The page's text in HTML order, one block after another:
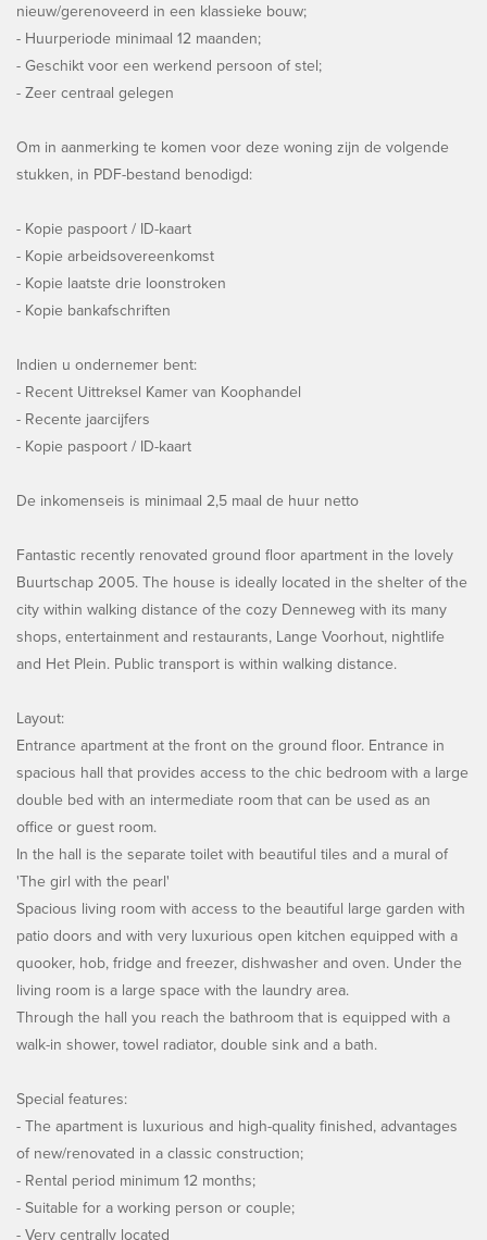
nieuw/gerenoveerd in een klassieke bouw;
- Huurperiode minimaal 12 maanden;
- Geschikt voor een werkend persoon of stel;
- Zeer centraal gelegen
Om in aanmerking te komen voor deze woning zijn de volgende
stukken, in PDF-bestand benodigd:
- Kopie paspoort / ID-kaart
- Kopie arbeidsovereenkomst
- Kopie laatste drie loonstroken
- Kopie bankafschriften
Indien u ondernemer bent:
- Recent Uittreksel Kamer van Koophandel
- Recente jaarcijfers
- Kopie paspoort / ID-kaart
De inkomenseis is minimaal 2,5 maal de huur netto
Fantastic recently renovated ground floor apartment in the lovely
Buurtschap 2005. The house is ideally located in the shelter of the
city within walking distance of the cozy Denneweg with its many
shops, entertainment and restaurants, Lange Voorhout, nightlife
and Het Plein. Public transport is within walking distance.
Layout:
Entrance apartment at the front on the ground floor. Entrance in
spacious hall that provides access to the chic bedroom with a large
double bed with an intermediate room that can be used as an
office or guest room.
In the hall is the separate toilet with beautiful tiles and a mural of
'The girl with the pearl'
Spacious living room with access to the beautiful large garden with
patio doors and with very luxurious open kitchen equipped with a
quooker, hob, fridge and freezer, dishwasher and oven. Under the
living room is a large space with the laundry area.
Through the hall you reach the bathroom that is equipped with a
walk-in shower, towel radiator, double sink and a bath.
Special features:
- The apartment is luxurious and high-quality finished, advantages
of new/renovated in a classic construction;
- Rental period minimum 12 months;
- Suitable for a working person or couple;
- Very centrally located